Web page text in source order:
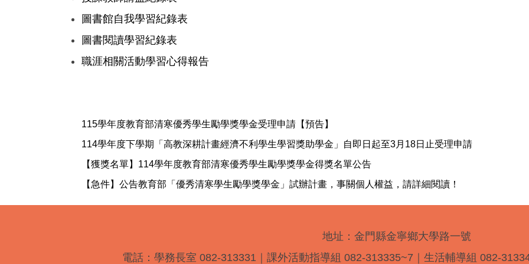
圖書館自我學習紀錄表
圖書閱讀學習紀錄表
職涯相關活動學習心得報告
115學年度教育部清寒優秀學生勵學獎學金受理申請【預告】
114學年度下學期「高教深耕計畫經濟不利學生學習獎助學金」自即日起至3月18日止受理申請
【獲獎名單】114學年度教育部清寒優秀學生勵學獎學金得獎名單公告
【急件】公告教育部「優秀清寒學生勵學獎學金」試辦計畫，事關個人權益，請詳細閱讀！
地址：金門縣金寧鄉大學路一號
電話：學務長室 082-313331｜課外活動指導組 082-313335~7｜生活輔導組 082-